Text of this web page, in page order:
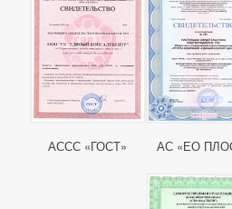
АССС «ГОСТ» АС «ЕО